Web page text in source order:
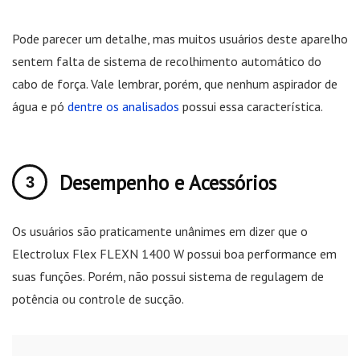
Pode parecer um detalhe, mas muitos usuários deste aparelho
sentem falta de sistema de recolhimento automático do
cabo de força. Vale lembrar, porém, que nenhum aspirador de
água e pó dentre os analisados possui essa característica.
Desempenho e Acessórios
Os usuários são praticamente unânimes em dizer que o
Electrolux Flex FLEXN 1400 W possui boa performance em
suas funções. Porém, não possui sistema de regulagem de
potência ou controle de sucção.